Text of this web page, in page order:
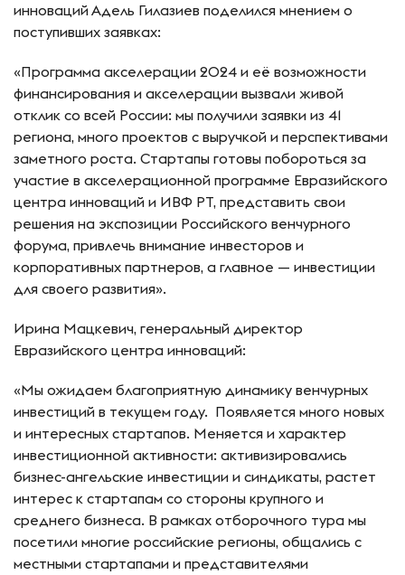
инноваций Адель Гилазиев поделился мнением о
поступивших заявках:
«Программа акселерации 2024 и её возможности
финансирования и акселерации вызвали живой
отклик со всей России: мы получили заявки из 41
региона, много проектов с выручкой и перспективами
заметного роста. Стартапы готовы побороться за
участие в акселерационной программе Евразийского
центра инноваций и ИВФ РТ, представить свои
решения на экспозиции Российского венчурного
форума, привлечь внимание инвесторов и
корпоративных партнеров, а главное — инвестиции
для своего развития».
Ирина Мацкевич, генеральный директор
Евразийского центра инноваций:
«Мы ожидаем благоприятную динамику венчурных
инвестиций в текущем году. Появляется много новых
и интересных стартапов. Меняется и характер
инвестиционной активности: активизировались
бизнес-ангельские инвестиции и синдикаты, растет
интерес к стартапам со стороны крупного и
среднего бизнеса. В рамках отборочного тура мы
посетили многие российские регионы, общались с
местными стартапами и представителями